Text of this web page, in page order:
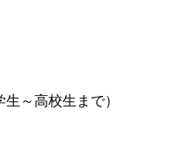
～高校生まで）